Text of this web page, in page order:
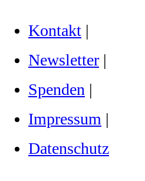
Kontakt |
Newsletter |
Spenden |
Impressum |
Datenschutz